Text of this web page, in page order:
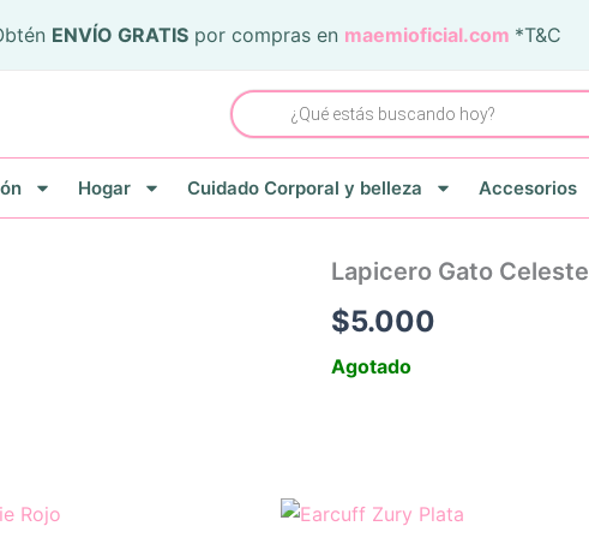
ENVÍO GRATIS por compras en maemioficial.com *T&C
Búsqueda
de
productos
Hogar Cuidado Corporal y belleza Accesorios
Lapicero Gato Celeste
$5.000
Agotado